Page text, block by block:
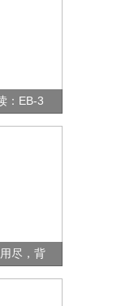
：EB-3
尽，背